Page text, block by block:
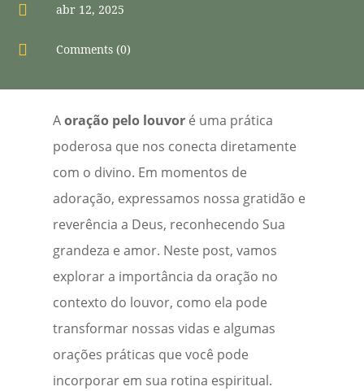
 abr 12, 2025
 Comments (0)
Aoração pelo louvoré uma prática
poderosa que nos conecta diretamente
com o divino. Em momentos de
adoração, expressamos nossa gratidão e
reverência a Deus, reconhecendo Sua
grandeza e amor. Neste post, vamos
explorar a importância da oração no
contexto do louvor, como ela pode
transformar nossas vidas e algumas
orações práticas que você pode
incorporar em sua rotina espiritual.